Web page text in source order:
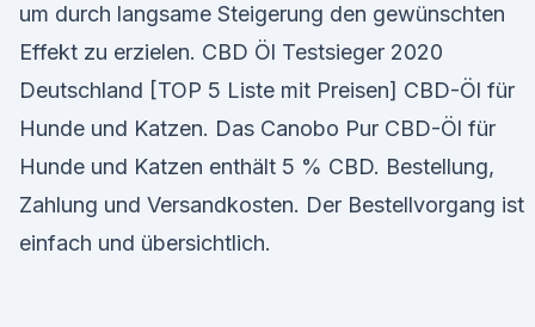
um durch langsame Steigerung den gewünschten
Effekt zu erzielen. CBD Öl Testsieger 2020
Deutschland [TOP 5 Liste mit Preisen] CBD-Öl für
Hunde und Katzen. Das Canobo Pur CBD-Öl für
Hunde und Katzen enthält 5 % CBD. Bestellung,
Zahlung und Versandkosten. Der Bestellvorgang ist
einfach und übersichtlich.